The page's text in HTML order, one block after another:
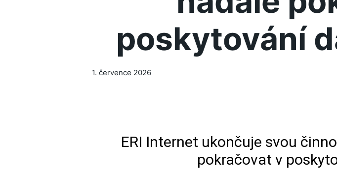
poskytování
1. července 2026
ERI Internet ukončuje svou
pokračovat v